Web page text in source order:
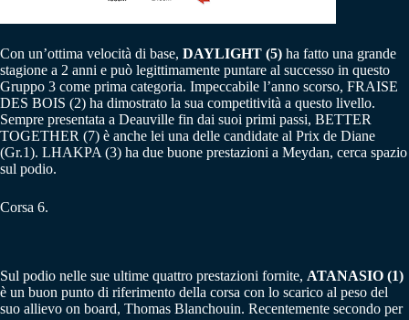
Con un’ottima velocità di base, DAYLIGHT (5) ha fatto una grande
stagione a 2 anni e può legittimamente puntare al successo in questo
Gruppo 3 come prima categoria. Impeccabile l’anno scorso, FRAISE
DES BOIS (2) ha dimostrato la sua competitività a questo livello.
Sempre presentata a Deauville fin dai suoi primi passi, BETTER
TOGETHER (7) è anche lei una delle candidate al Prix de Diane
(Gr.1). LHAKPA (3) ha due buone prestazioni a Meydan, cerca spazio
sul podio.
Corsa 6.
Sul podio nelle sue ultime quattro prestazioni fornite, ATANASIO (1)
è un buon punto di riferimento della corsa con lo scarico al peso del
suo allievo on board, Thomas Blanchouin. Recentemente secondo per